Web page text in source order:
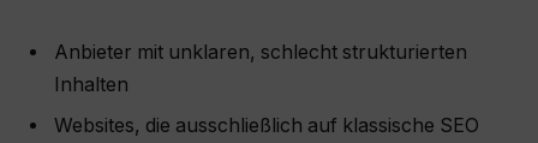
Anbieter mit unklaren, schlecht strukturierten
Inhalten
Websites, die ausschließlich auf klassische SEO